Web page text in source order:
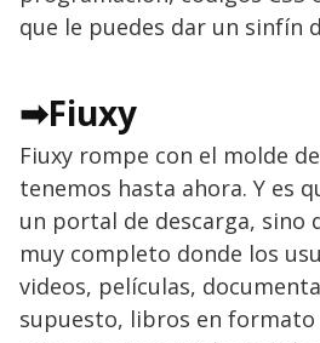
que le puedes dar un sinfín
➡Fiuxy
Fiuxy rompe con el molde
tenemos hasta ahora. Y es
un portal de descarga, sino
muy completo donde los
videos, películas,
supuesto, libros en formato